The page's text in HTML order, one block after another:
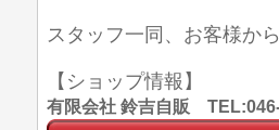
スタッフ一同、お客様か
【ショップ情報】
有限会社 鈴吉自販